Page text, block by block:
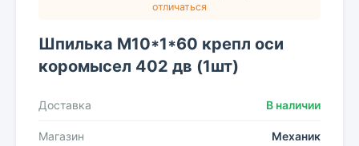
отличаться
Шпилька М10*1*60 крепл оси
коромысел 402 дв (1шт)
Доставка В наличии
Магазин Механик